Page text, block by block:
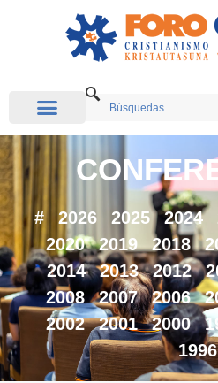
# 2026 2025 2024
2020
2019 2018
2014
2013 2012
2008
2007 2006
2002
2001 2000
1996